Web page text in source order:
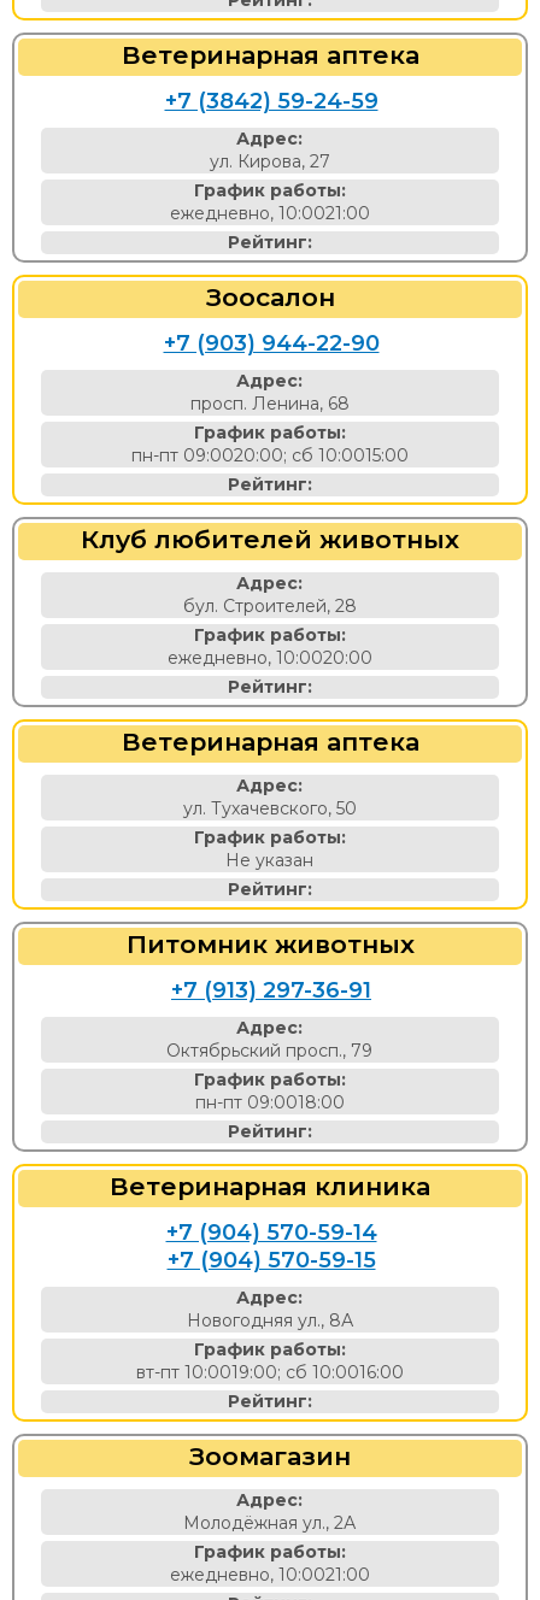
Ветеринарная аптека
+7 (3842) 59-24-59
Адрес:
ул. Кирова, 27
График работы:
ежедневно, 10:0021:00
Рейтинг:
Зоосалон
+7 (903) 944-22-90
Адрес:
просп. Ленина, 68
График работы:
пн-пт 09:0020:00; сб 10:0015:00
Рейтинг:
Клуб любителей животных
Адрес:
бул. Строителей, 28
График работы:
ежедневно, 10:0020:00
Рейтинг:
Ветеринарная аптека
Адрес:
ул. Тухачевского, 50
График работы:
Не указан
Рейтинг:
Питомник животных
+7 (913) 297-36-91
Адрес:
Октябрьский просп., 79
График работы:
пн-пт 09:0018:00
Рейтинг:
Ветеринарная клиника
+7 (904) 570-59-14
+7 (904) 570-59-15
Адрес:
Новогодняя ул., 8А
График работы:
вт-пт 10:0019:00; сб 10:0016:00
Рейтинг:
Зоомагазин
Адрес:
Молодёжная ул., 2А
График работы:
ежедневно, 10:0021:00